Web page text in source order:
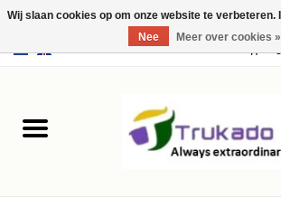
USD
Leer
Wij slaan cookies op om onze website te verbeteren.
Nee
Meer over cookies »